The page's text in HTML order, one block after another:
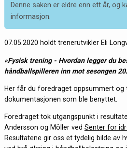
Denne saken er eldre enn ett år, og
informasjon.
07.05.2020 holdt trenerutvikler Eli
«Fysisk trening - Hvordan legger du
håndballspilleren inn mot sesongen
Her får du foredraget oppsummert og
dokumentasjonen som ble benyttet.
Foredraget tok utgangspunkt i
Andersson og Möller ved Senter for
Resultatene gir oss et tydelig bilde av